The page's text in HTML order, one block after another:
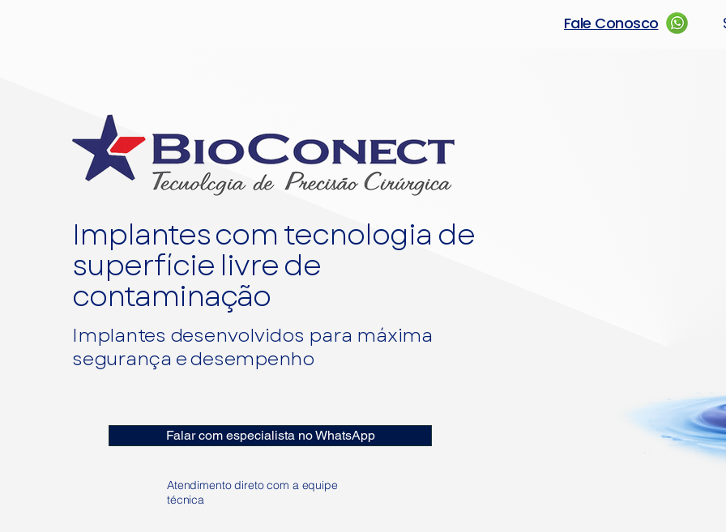
Fale Conosco
Implantes com tecnologia de
superfície livre de
contaminação
Implantes desenvolvidos para máxima
segurança e desempenho
Falar com especialista no WhatsApp
Atendimento direto com a equipe
técnica